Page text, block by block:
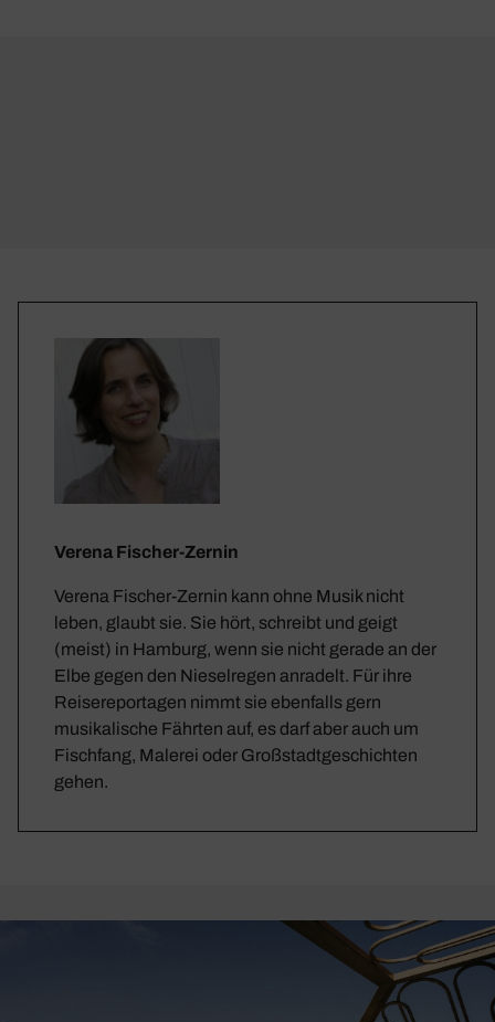
Verena Fischer-Zernin
Verena Fischer-Zernin kann ohne Musik nicht
leben, glaubt sie. Sie hört, schreibt und geigt
(meist) in Hamburg, wenn sie nicht gerade an der
Elbe gegen den Nieselregen anradelt. Für ihre
Reisereportagen nimmt sie ebenfalls gern
musikalische Fährten auf, es darf aber auch um
Fischfang, Malerei oder Großstadtgeschichten
gehen.